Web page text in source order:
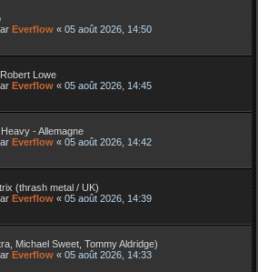
Everflow « 05 août 2026, 14:50
Lowe
Everflow « 05 août 2026, 14:45
- Allemagne
Everflow « 05 août 2026, 14:42
(thrash metal / UK)
Everflow « 05 août 2026, 14:39
Michael Sweet, Tommy Aldridge)
Everflow « 05 août 2026, 14:33